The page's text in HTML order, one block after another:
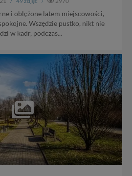
i oblężone latem miejscowości,
Wszędzie pustko, nikt nie
w kadr, podczas...